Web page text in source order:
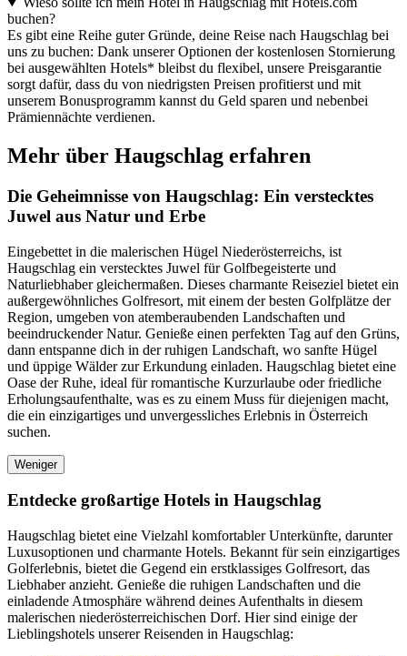
buchen?
Es gibt eine Reihe guter Gründe, deine Reise nach Haugschlag bei
uns zu buchen: Dank unserer Optionen der kostenlosen Stornierung
bei ausgewählten Hotels* bleibst du flexibel, unsere Preisgarantie
sorgt dafür, dass du von niedrigsten Preisen profitierst und mit
unserem Bonusprogramm kannst du Geld sparen und nebenbei
Prämiennächte verdienen.
Mehr über Haugschlag erfahren
Die Geheimnisse von Haugschlag: Ein verstecktes
Juwel aus Natur und Erbe
Eingebettet in die malerischen Hügel Niederösterreichs, ist
Haugschlag ein verstecktes Juwel für Golfbegeisterte und
Naturliebhaber gleichermaßen. Dieses charmante Reiseziel bietet ein
außergewöhnliches Golfresort, mit einem der besten Golfplätze der
Region, umgeben von atemberaubenden Landschaften und
beeindruckender Natur. Genieße einen perfekten Tag auf den Grüns,
dann entspanne dich in der ruhigen Landschaft, wo sanfte Hügel
und üppige Wälder zur Erkundung einladen. Haugschlag bietet eine
Oase der Ruhe, ideal für romantische Kurzurlaube oder friedliche
Erholungsaufenthalte, was es zu einem Muss für diejenigen macht,
die ein einzigartiges und unvergessliches Erlebnis in Österreich
suchen.
Weniger
Entdecke großartige Hotels in Haugschlag
Haugschlag bietet eine Vielzahl komfortabler Unterkünfte, darunter
Luxusoptionen und charmante Hotels. Bekannt für sein einzigartiges
Golferlebnis, bietet die Gegend ein erstklassiges Golfresort, das
Liebhaber anzieht. Genieße die ruhigen Landschaften und die
einladende Atmosphäre während deines Aufenthalts in diesem
malerischen niederösterreichischen Dorf. Hier sind einige der
Lieblingshotels unserer Reisenden in Haugschlag: